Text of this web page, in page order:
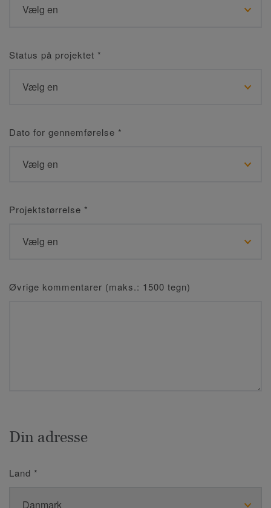
Status på projektet *
Dato for gennemførelse *
Projektstørrelse *
Øvrige kommentarer (maks.: 1500 tegn)
Din adresse
Land *